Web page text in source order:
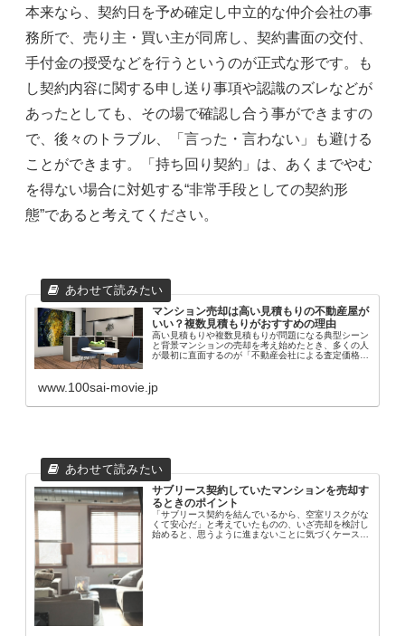
本来なら、契約日を予め確定し中立的な仲介会社の事
務所で、売り主・買い主が同席し、契約書面の交付、
手付金の授受などを行うというのが正式な形です。も
し契約内容に関する申し送り事項や認識のズレなどが
あったとしても、その場で確認し合う事ができますの
で、後々のトラブル、「言った・言わない」も避ける
ことができます。「持ち回り契約」は、あくまでやむ
を得ない場合に対処する“非常手段としての契約形
態”であると考えてください。
マンション売却は高い見積もりの不動産屋が
いい？複数見積もりがおすすめの理由
高い見積もりや複数見積もりが問題になる典型シーン
と背景マンションの売却を考え始めたとき、多くの人
が最初に直面するのが「不動産会社による査定価格の
www.100sai-movie.jp
サブリース契約していたマンションを売却す
るときのポイント
「サブリース契約を結んでいるから、空室リスクがな
くて安心だ」と考えていたものの、いざ売却を検討し
始めると、思うように進まないことに気づくケースは